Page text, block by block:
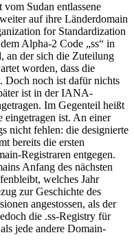
Sudan entlassene
auf ihre Länderdomain
for Standardization
Alpha-2 Code „ss“ in
an der sich die Zuteilung
worden, dass die
Doch noch ist dafür nichts
ist in der IANA-
Im Gegenteil heißt
eingetragen ist. An einer
nicht fehlen: die designierte
bereits die ersten
Registraren entgegen.
Anfang des nächsten
welches Jahr
zur Geschichte des
angestossen, als der
die .ss-Registry für
jede andere Domain-